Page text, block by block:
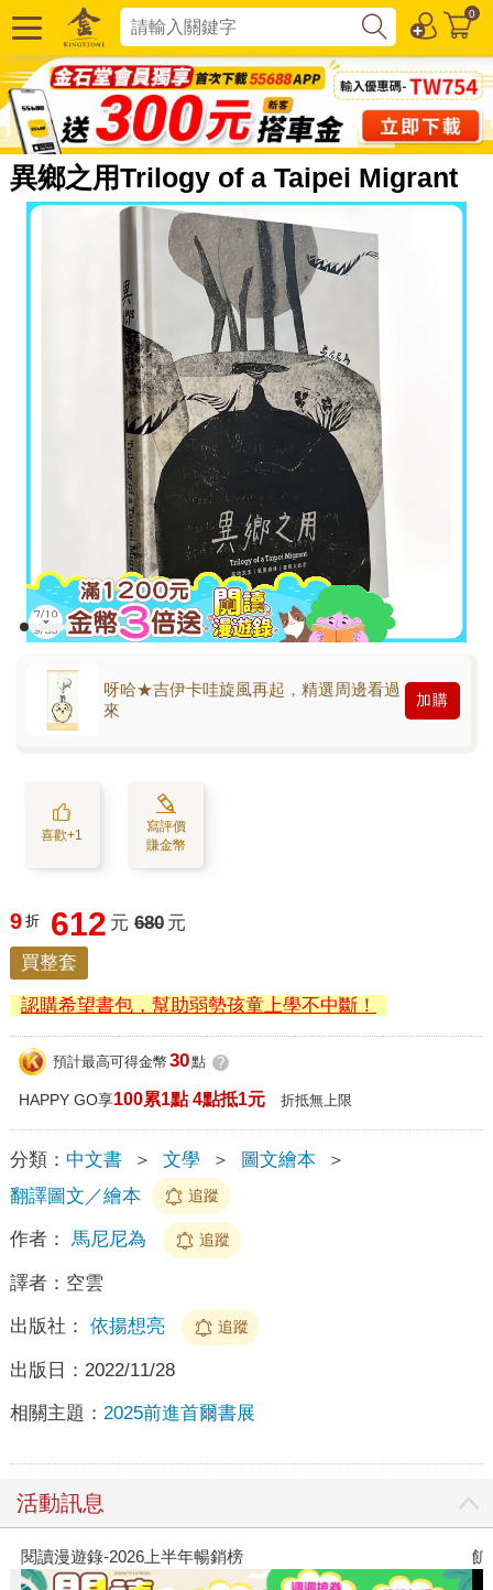
0
異鄉之用Trilogy of a Taipei Migrant
呀哈★吉伊卡哇旋風再起，精選周邊看過
來
加購
喜歡+1
寫評價
賺金幣
9 折 612 元 680 元
買整套
認購希望書包，幫助弱勢孩童上學不中斷！
預計最高可得金幣 30點 ?
HAPPY GO享100累1點 4點抵1元 折抵無上限
分類： 中文書 ＞ 文學 ＞ 圖文繪本
＞
翻譯圖文／繪本
追蹤
作者： 馬尼尼為 追蹤
譯者： 空雲
出版社： 依揚想亮 追蹤
出版日： 2022/11/28
相關主題： 2025前進首爾書展
活動訊息
閱讀漫遊錄-2026上半年暢銷榜 飢